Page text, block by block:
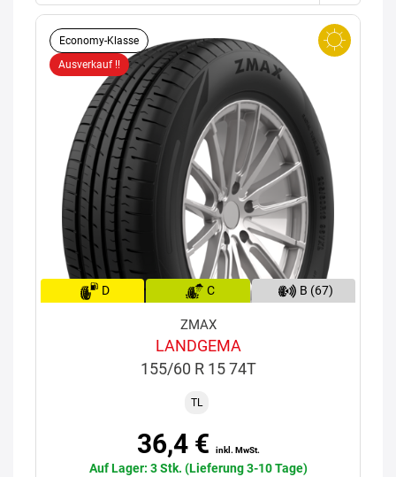
Economy-Klasse
Ausverkauf !!
D C B (67)
ZMAX
LANDGEMA
155/60 R 15 74T
TL
36,4 € inkl. MwSt.
Auf Lager: 3 Stk. (Lieferung 3-10 Tage)